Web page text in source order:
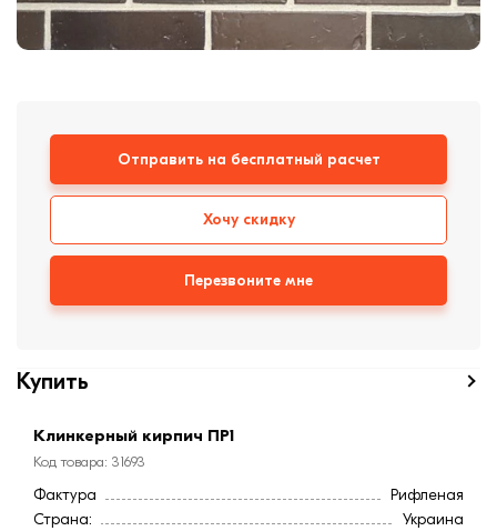
Клинкерная плитка
Отправить на бесплатный расчет
Хочу скидку
Перезвоните мне
Купить
Клинкерный кирпич ПР1
Код товара: 31693
Фактура
Рифленая
Страна:
Украина